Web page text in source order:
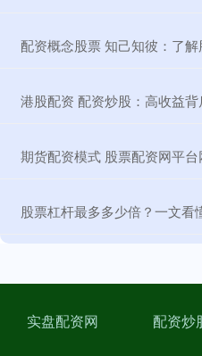
配资概念股票 知己知彼：了
港股配资 配资炒股：高收益
期货配资模式 股票配资网平
股票杠杆最多多少倍？一文看
实盘配资网 配资炒